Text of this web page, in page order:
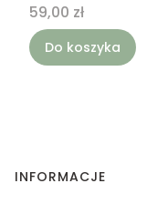
Cena
59,00 zł
Do koszyka
Linki w stopce
INFORMACJE